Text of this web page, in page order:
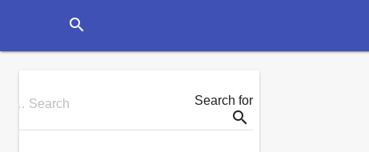
search
Search for
Search …
search